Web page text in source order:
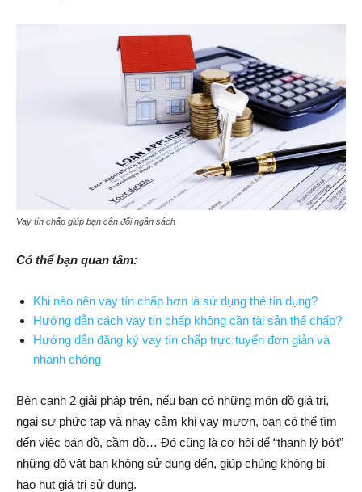
Vay tín chấp giúp bạn cân đối ngân sách
Có thể bạn quan tâm:
Khi nào nên vay tín chấp hơn là sử dụng thẻ tín dụng?
Hướng dẫn cách vay tín chấp không cần tài sản thế chấp?
Hướng dẫn đăng ký vay tín chấp trực tuyến đơn giản và
nhanh chóng
Bên cạnh 2 giải pháp trên, nếu bạn có những món đồ giá trị,
ngại sự phức tạp và nhạy cảm khi vay mượn, bạn có thể tìm
đến việc bán đồ, cầm đồ… Đó cũng là cơ hội để “thanh lý bớt”
những đồ vật bạn không sử dụng đến, giúp chúng không bị
hao hụt giá trị sử dụng.